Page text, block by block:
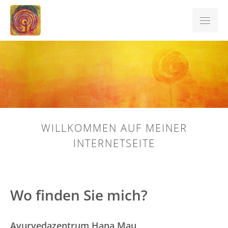
Ayurveda und mehr
Ayurveda
Naturkosmetik
Hawaiianische Massagen
Bioscan-Vitalstoff-Analyse
Seminare
WILLKOMMEN AUF MEINER
INTERNETSEITE
Wo finden Sie mich?